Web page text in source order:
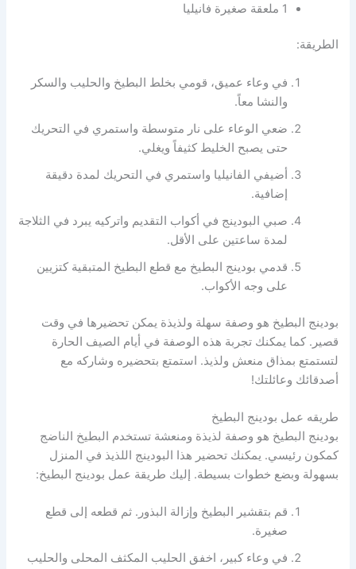
1 ملعقة صغيرة فانيليا
الطريقة:
في وعاء عميق، قومي بخلط البطيخ والحليب والسكر
والنشا معاً.
ضعي الوعاء على نار متوسطة واستمري في التحريك
حتى يصبح الخليط كثيفاً ويغلي.
أضيفي الفانيليا واستمري في التحريك لمدة دقيقة
إضافية.
صبي البودينج في أكواب التقديم واتركيه يبرد في الثلاجة
لمدة ساعتين على الأقل.
قدمي بودينج البطيخ مع قطع البطيخ المتبقية كتزيين
على وجه الأكواب.
بودينج البطيخ هو وصفة سهلة ولذيذة يمكن تحضيرها في وقت
قصير. كما يمكنك تجربة هذه الوصفة في أيام الصيف الحارة
لتستمتع بمذاق منعش ولذيذ. استمتع بتحضيره وشاركه مع
أصدقائك وعائلتك!
طريقه عمل بودينج البطيخ
بودينج البطيخ هو وصفة لذيذة ومنعشة تستخدم البطيخ الناضج
كمكون رئيسي. يمكنك تحضير هذا البودينج اللذيذ في المنزل
بسهولة وبضع خطوات بسيطة. إليك طريقة عمل بودينج البطيخ:
قم بتقشير البطيخ وإزالة البذور. ثم قطعه إلى قطع
صغيرة.
في وعاء كبير، اخفق الحليب المكثف المحلى والحليب